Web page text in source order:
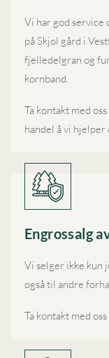
Vi har god
på Skjøl gård i
fjelledelgran og
kornband.
Ta kontakt med
handel å vi
Engrossalg
Vi selger ikke
også til andre
Ta kontakt med